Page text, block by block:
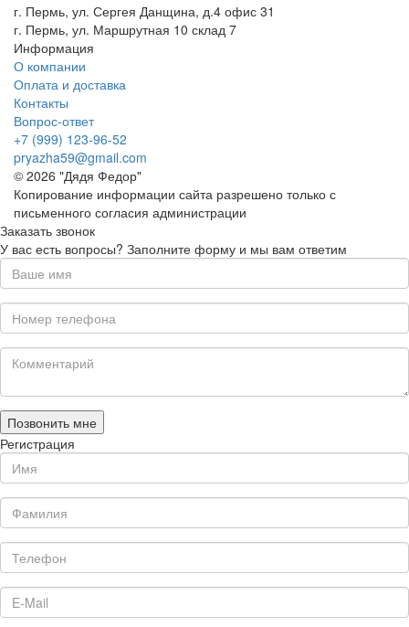
г. Пермь, ул. Сергея Данщина, д.4 офис 31
г. Пермь, ул. Маршрутная 10 склад 7
Информация
О компании
Оплата и доставка
Контакты
Вопрос-ответ
+7 (999) 123-96-52
pryazha59@gmail.com
© 2026 "Дядя Федор"
Копирование информации сайта разрешено только с
письменного согласия администрации
Заказать звонок
У вас есть вопросы? Заполните форму и мы вам ответим
Позвонить мне
Регистрация